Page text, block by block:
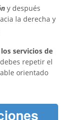
y después
la derecha y
servicios de
repetir el
orientado